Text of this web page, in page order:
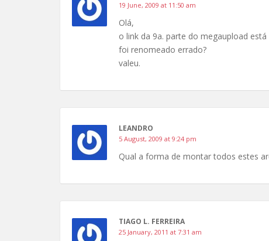
19 June, 2009 at 11:50 am
Olá,
o link da 9a. parte do megaupload
foi renomeado errado?
valeu.
LEANDRO
5 August, 2009 at 9:24 pm
Qual a forma de montar todos estes
TIAGO L. FERREIRA
25 January, 2011 at 7:31 am